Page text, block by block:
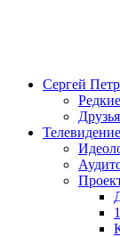
Сергей
Телевидение